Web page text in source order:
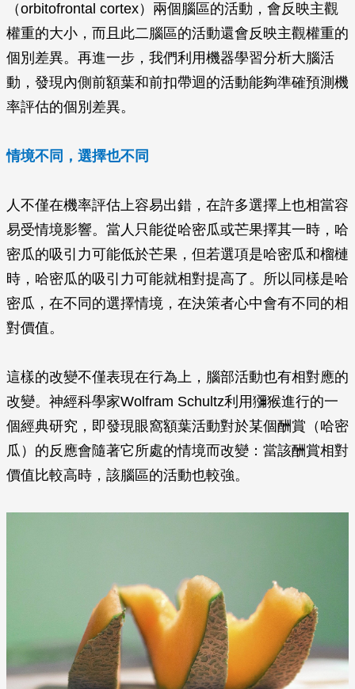
（orbitofrontal cortex）兩個腦區的活動，會反映主觀
權重的大小，而且此二腦區的活動還會反映主觀權重的
個別差異。再進一步，我們利用機器學習分析大腦活
動，發現內側前額葉和前扣帶迴的活動能夠準確預測機
率評估的個別差異。
情境不同，選擇也不同
人不僅在機率評估上容易出錯，在許多選擇上也相當容
易受情境影響。當人只能從哈密瓜或芒果擇其一時，哈
密瓜的吸引力可能低於芒果，但若選項是哈密瓜和榴槤
時，哈密瓜的吸引力可能就相對提高了。所以同樣是哈
密瓜，在不同的選擇情境，在決策者心中會有不同的相
對價值。
這樣的改變不僅表現在行為上，腦部活動也有相對應的
改變。神經科學家Wolfram Schultz利用獼猴進行的一
個經典研究，即發現眼窩額葉活動對於某個酬賞（哈密
瓜）的反應會隨著它所處的情境而改變：當該酬賞相對
價值比較高時，該腦區的活動也較強。